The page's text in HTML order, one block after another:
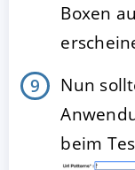
Boxen
Nun
beim